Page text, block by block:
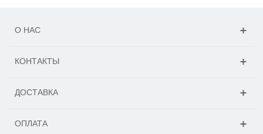
О НАС
КОНТАКТЫ
ДОСТАВКА
ОПЛАТА